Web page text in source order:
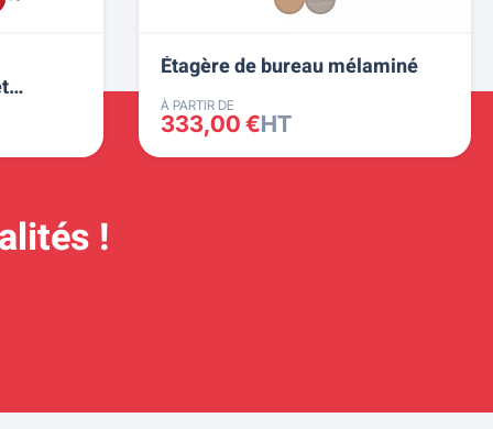
Étagère de bureau mélaminé
À PARTIR DE
333,00 €HT
!